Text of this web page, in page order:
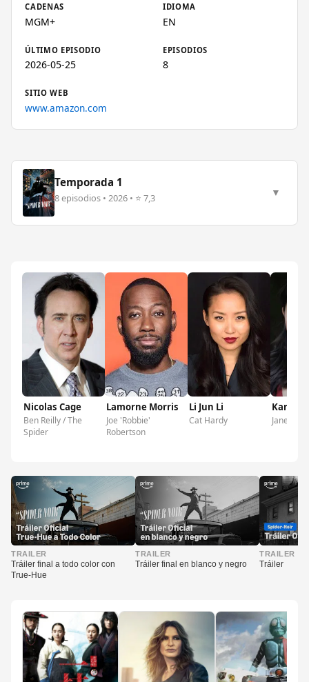
CADENAS
MGM+
IDIOMA
EN
ÚLTIMO EPISODIO
2026-05-25
EPISODIOS
8
SITIO WEB
www.amazon.com
Temporada 1
8 episodios • 2026 • ⭐ 7,3 ▼
Nicolas Cage
Ben Reilly / The
Spider
Lamorne Morris
Joe 'Robbie'
Robertson
Li Jun Li
Cat Hardy
Karen
Janet Ruiz
▶
TRAILER
Tráiler final a todo color con
True-Hue
▶
TRAILER
Tráiler final en blanco y negro ▶
TRAILER
Tráiler